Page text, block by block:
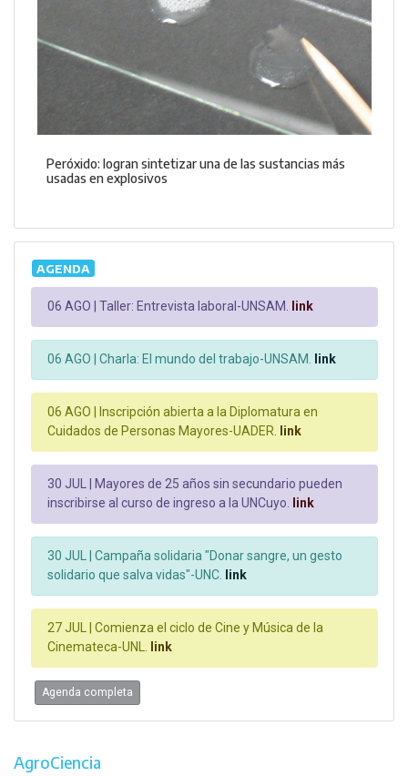
Peróxido: logran sintetizar una de las sustancias más
usadas en explosivos
AGENDA
06 AGO | Taller: Entrevista laboral-UNSAM. link
06 AGO | Charla: El mundo del trabajo-UNSAM. link
06 AGO |
Inscripción abierta a la Diplomatura en
Cuidados de Personas Mayores-UADER. link
30 JUL |
Mayores de 25 años sin secundario pueden
inscribirse al curso de ingreso a la UNCuyo. link
30 JUL | Campaña solidaria "Donar sangre, un gesto
solidario que salva vidas"-UNC. link
27 JUL | Comienza el ciclo de Cine y Música de la
Cinemateca-UNL. link
Agenda completa
AgroCiencia